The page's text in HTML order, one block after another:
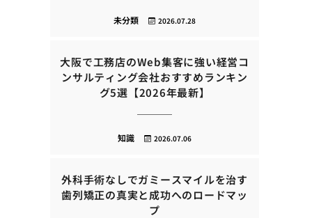
2026.07.28
未分類
大阪で工務店のWeb集客に強い経営コ
ンサルティング会社おすすめランキン
グ5選【2026年最新】
2026.07.06
知識
外科手術なしでガミースマイルを治す
歯列矯正の真実と成功へのロードマッ
プ